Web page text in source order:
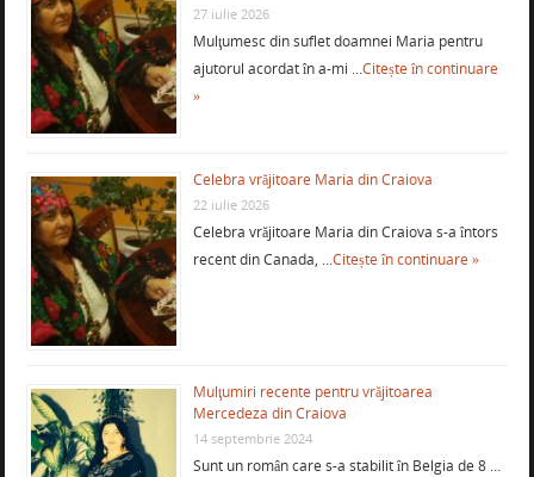
27 iulie 2026
Mulţumesc din suflet doamnei Maria pentru
ajutorul acordat în a-mi …Citește în continuare
»
Celebra vrăjitoare Maria din Craiova
22 iulie 2026
Celebra vrăjitoare Maria din Craiova s-a întors
recent din Canada, …Citește în continuare »
Mulţumiri recente pentru vrăjitoarea
Mercedeza din Craiova
14 septembrie 2024
Sunt un român care s-a stabilit în Belgia de 8 …